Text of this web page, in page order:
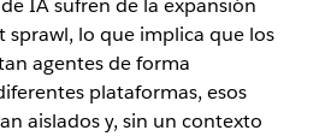
IA sufren de la expansión
sprawl, lo que implica que los
agentes de forma
plataformas, esos
aislados y, sin un contexto